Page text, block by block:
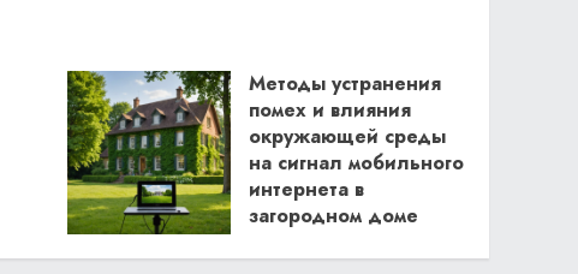
Методы устранения
помех и влияния
окружающей среды
на сигнал мобильного
интернета в
загородном доме